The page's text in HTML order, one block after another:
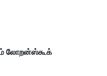
லோறன்ஸ்கூக்